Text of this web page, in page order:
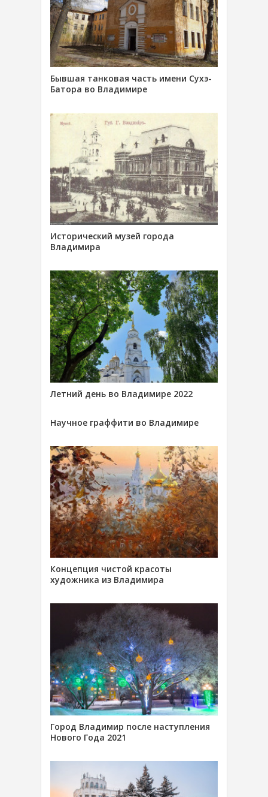
Бывшая танковая часть имени Сухэ-
Батора во Владимире
Исторический музей города
Владимира
Летний день во Владимире 2022
Научное граффити во Владимире
Концепция чистой красоты
художника из Владимира
Город Владимир после наступления
Нового Года 2021